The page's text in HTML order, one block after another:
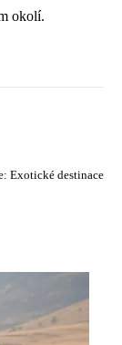
okolí.
Exotické destinace